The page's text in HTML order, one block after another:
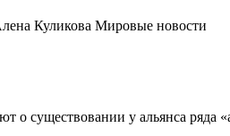
Куликова Мировые новости
о существовании у альянса ряда